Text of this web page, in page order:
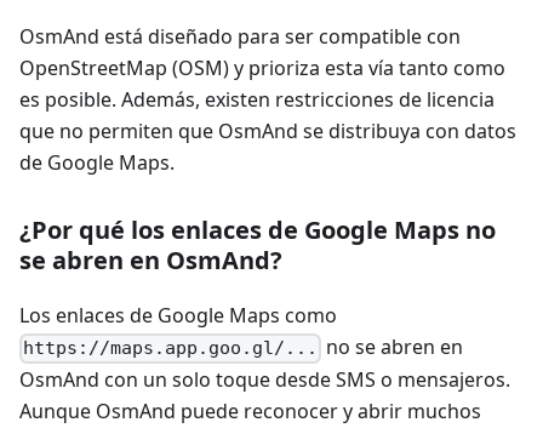
OsmAnd está diseñado para ser compatible con
OpenStreetMap (OSM) y prioriza esta vía tanto como
es posible. Además, existen restricciones de licencia
que no permiten que OsmAnd se distribuya con datos
de Google Maps.
¿Por qué los enlaces de Google Maps no
se abren en OsmAnd?
Los enlaces de Google Maps como
https://maps.app.goo.gl/...
no se abren en
OsmAnd con un solo toque desde SMS o mensajeros.
Aunque OsmAnd puede reconocer y abrir muchos